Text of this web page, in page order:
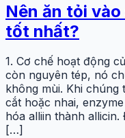
Nên ăn tỏi
tốt nhất?
1. Cơ chế hoạt động
còn nguyên tép, nó
không mùi. Khi
cắt hoặc nhai,
hóa alliin thành
[…]